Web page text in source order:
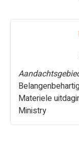
Materiele
Ministry